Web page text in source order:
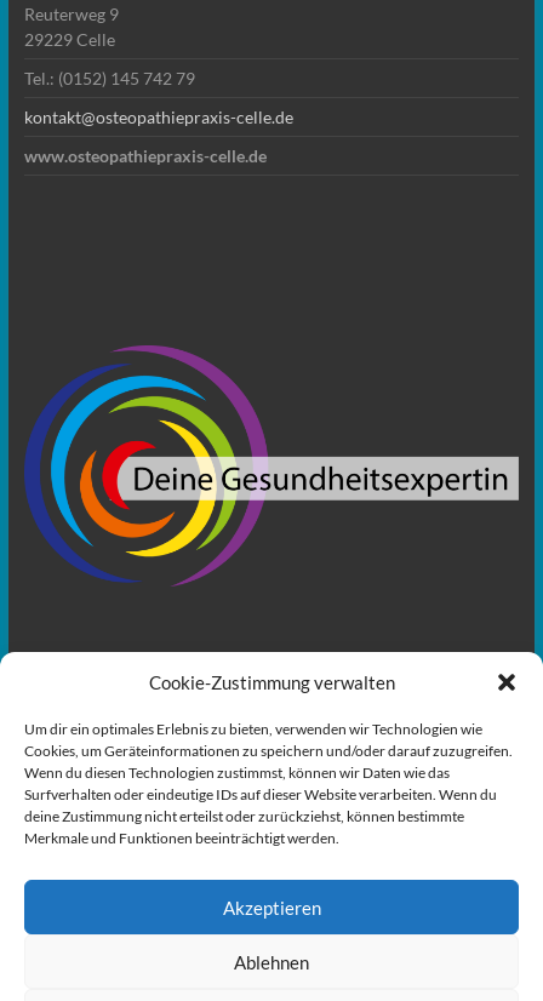
Cookie-Zustimmung verwalten
Um dir ein optimales Erlebnis zu bieten, verwenden wir Technologien wie
Cookies, um Geräteinformationen zu speichern und/oder darauf zuzugreifen.
Wenn du diesen Technologien zustimmst, können wir Daten wie das
Surfverhalten oder eindeutige IDs auf dieser Website verarbeiten. Wenn du
deine Zustimmung nicht erteilst oder zurückziehst, können bestimmte
Merkmale und Funktionen beeinträchtigt werden.
Akzeptieren
Ablehnen
Reuterweg 9
29229 Celle
Tel.: (0152) 145 742 79
kontakt@osteopathiepraxis-celle.de
www.osteopathiepraxis-celle.de
überlässt du es anderen?“
Starte in deine Gesundheit
Carina Rathke – Gesundheitsexpertin– lebt das, was sie lehrt